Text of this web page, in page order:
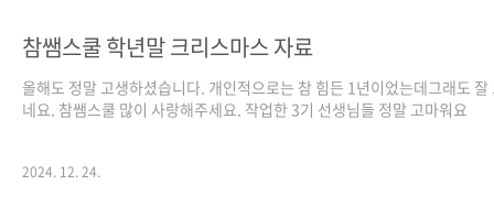
참쌤스쿨 학년말 크리스마스 자료
올해도 정말 고생하셨습니다. 개인적으로는 참 힘든 1년이었는데그래도 잘
네요. 참쌤스쿨 많이 사랑해주세요. 작업한 3기 선생님들 정말 고마워요
2024. 12. 24.